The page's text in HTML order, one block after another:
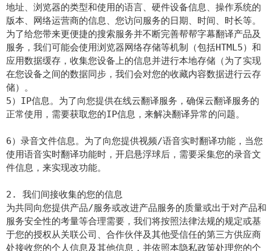
地址、浏览器的类型和使用的语言、硬件设备信息、操作系统的
版本、网络运营商的信息、您访问服务的日期、时间、时长等。
为了给您带来更便捷的搜索服务并不断完善帮帮字幕翻译产品及
服务，我们可能会使用浏览器网络存储等机制（包括HTML5）和
应用数据缓存，收集您设备上的信息并进行本地存储（为了实现
在您设备之间的数据同步，我们会对您的收藏内容数据进行云存
储）。
5）IP信息。为了向您提供在线云翻译服务，确保云翻译服务的
正常使用，需要获取您的IP信息，来解决翻译异常的问题。
6）录音文件信息。为了向您提供视频/语音实时翻译功能，当您
使用语音实时翻译功能时，开启悬浮球后，需要采集您的录音文
件信息，来实现改功能。
2. 我们间接收集的您的信息
为共同向您提供产品/服务或改进产品服务的质量或出于对产品和
服务安全性的考量等合理需要，我们将按照法律法规的规定或基
于您的授权从关联公司、合作伙伴及其他受信任的第三方供应商
处接收您的个人信息及其他信息，并依照本隐私政策处理您的个